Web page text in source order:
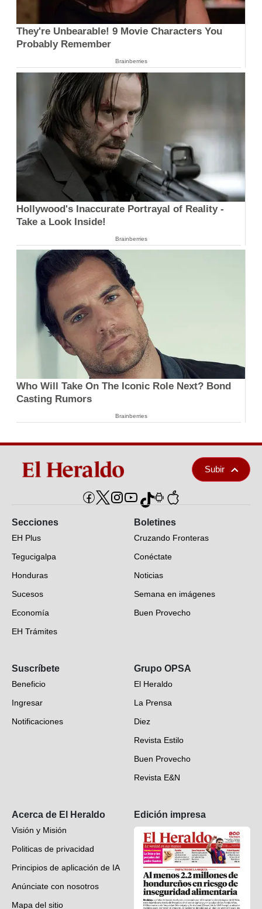
They're Unbearable! 9 Movie Characters You
Probably Remember
Brainberries
Hollywood's Inaccurate Portrayal of Reality -
Take a Look Inside!
Brainberries
Who Will Take On The Iconic Role Next? Bond
Casting Rumors
Brainberries
Subir
Secciones
EH Plus
Tegucigalpa
Honduras
Sucesos
Economía
EH Trámites
EH Verifica
Fotogalerías
Deportes
Videos
Boletines
Cruzando Fronteras
Conéctate
Noticias
Semana en imágenes
Buen Provecho
Suscríbete
Beneficio
Ingresar
Notificaciones
Grupo OPSA
El Heraldo
La Prensa
Diez
Revista Estilo
Buen Provecho
Revista E&N
Acerca de El Heraldo
Visión y Misión
Politicas de privacidad
Principios de aplicación de IA
Anúnciate con nosotros
Mapa del sitio
Edición impresa